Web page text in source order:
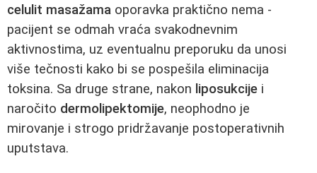
celulit masažama oporavka praktično nema -
pacijent se odmah vraća svakodnevnim
aktivnostima, uz eventualnu preporuku da unosi
više tečnosti kako bi se pospešila eliminacija
toksina. Sa druge strane, nakon liposukcije i
naročito dermolipektomije, neophodno je
mirovanje i strogo pridržavanje postoperativnih
uputstava.